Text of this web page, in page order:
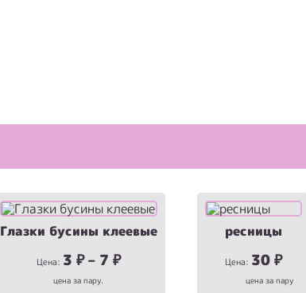
Глазки бусины клеевые
Цена: 3 ₽– 7 ₽
цена за пару.
ресницы
Цена: 30₽
цена за пару